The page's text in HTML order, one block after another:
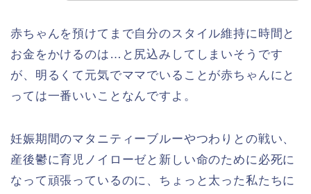
赤ちゃんを預けてまで自分のスタイル維持に時間と
お金をかけるのは…と尻込みしてしまいそうです
が、明るくて元気でママでいることが赤ちゃんにと
っては一番いいことなんですよ。
妊娠期間のマタニティーブルーやつわりとの戦い、
産後鬱に育児ノイローゼと新しい命のために必死に
なって頑張っているのに、ちょっと太った私たちに